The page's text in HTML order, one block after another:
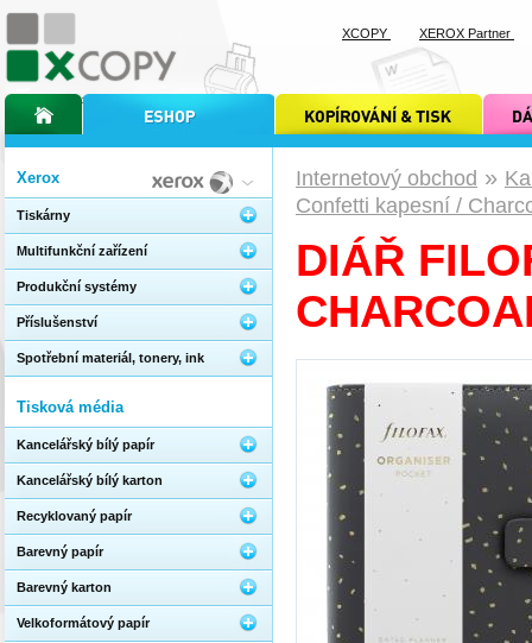
Internetový obchod »
Confetti kapesní /
DIÁŘ
Xerox
Tiskárny
Multifunkční zařízení
Produkční systémy
Příslušenství
Spotřební materiál, tonery, ink
Tisková média
Kancelářský bílý papír
Kancelářský bílý karton
Recyklovaný papír
Barevný papír
Barevný karton
Velkoformátový papír
úvodní stránka xcopyinternetový obchod xcopy kopírování a tisk xcopy dárkové
XCOPY XEROX Partner